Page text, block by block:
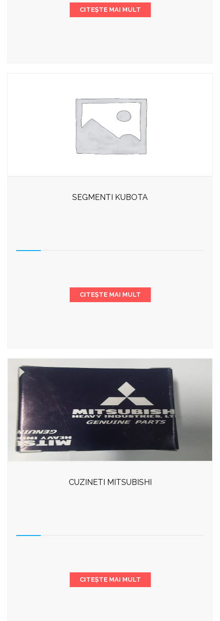
CITEȘTE MAI MULT
SEGMENTI KUBOTA
CITEȘTE MAI MULT
CUZINETI MITSUBISHI
CITEȘTE MAI MULT